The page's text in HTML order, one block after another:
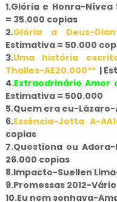
1.Glória e Honra-Nívea
= 35.000 copias
2.Glória a Deus-
Estimativa = 50.000
3.Uma história
Thalles-AE20.000** |
4.Extraodrinário Amor
Estimativa = 500.000
5.Quem era eu-Lázaro-
6.Essência-Jotta A-
copias
7.Questiona ou Adora-
26.000 copias
8.Impacto-Suellen
9.Promessas 2012-
10.Eu nem sonhava-